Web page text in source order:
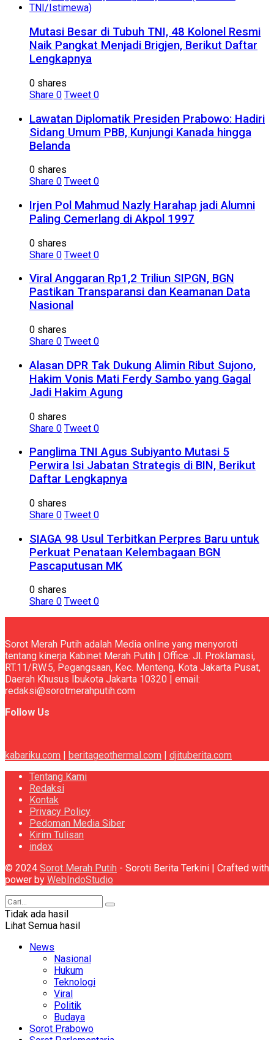
Mutasi Besar di Tubuh TNI, 48 Kolonel Resmi
Naik Pangkat Menjadi Brigjen, Berikut Daftar
Lengkapnya
0 shares
Share 0 Tweet 0
Lawatan Diplomatik Presiden Prabowo: Hadiri
Sidang Umum PBB, Kunjungi Kanada hingga
Belanda
0 shares
Share 0 Tweet 0
Irjen Pol Mahmud Nazly Harahap jadi Alumni
Paling Cemerlang di Akpol 1997
0 shares
Share 0 Tweet 0
Viral Anggaran Rp1,2 Triliun SIPGN, BGN
Pastikan Transparansi dan Keamanan Data
Nasional
0 shares
Share 0 Tweet 0
Alasan DPR Tak Dukung Alimin Ribut Sujono,
Hakim Vonis Mati Ferdy Sambo yang Gagal
Jadi Hakim Agung
0 shares
Share 0 Tweet 0
Panglima TNI Agus Subiyanto Mutasi 5
Perwira Isi Jabatan Strategis di BIN, Berikut
Daftar Lengkapnya
0 shares
Share 0 Tweet 0
SIAGA 98 Usul Terbitkan Perpres Baru untuk
Perkuat Penataan Kelembagaan BGN
Pascaputusan MK
0 shares
Share 0 Tweet 0
Sorot Merah Putih adalah Media online yang menyoroti
tentang kinerja Kabinet Merah Putih | Office: Jl. Proklamasi,
RT.11/RW.5, Pegangsaan, Kec. Menteng, Kota Jakarta Pusat,
Daerah Khusus Ibukota Jakarta 10320 | email:
redaksi@sorotmerahputih.com
Follow Us
kabariku.com beritageothermal.com
djituberita.com
Tentang Kami
Redaksi
Kontak
Privacy Policy
Pedoman Media Siber
Kirim Tulisan
index
© 2024 Sorot Merah Putih - Soroti Berita Terkini | Crafted with
power by WebIndoStudio
Tidak ada hasil
Lihat Semua hasil
News
Nasional
Hukum
Teknologi
Viral
Politik
Budaya
Sorot Prabowo